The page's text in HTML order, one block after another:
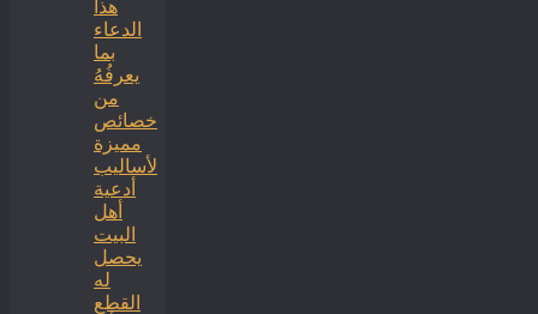
هذا
الدعاء
بما
يعرفُهُ
من
خصائص
مميزة
لأساليب
أدعية
أهل
البيت
يحصل
له
القطع